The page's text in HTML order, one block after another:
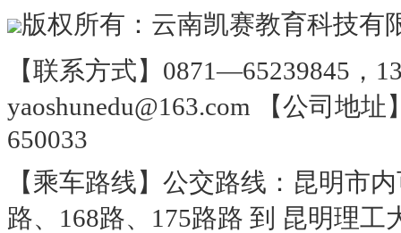
版权所有：云南凯赛教育科技有
【联系方式】0871—65239845，
yaoshunedu@163.com 【公司地
650033
【乘车路线】公交路线：昆明市
路、168路、175路路 到 昆明理工